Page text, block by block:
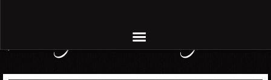
Stage Valse Anglaise